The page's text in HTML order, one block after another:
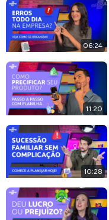
06:24
11:20
10:28